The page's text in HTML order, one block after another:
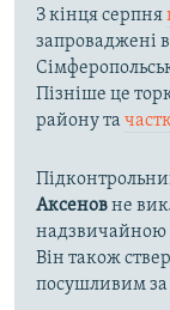
З кінця серпня
запроваджені
Пізніше це
району та
Аксеновне
надзвичайною
Він також
посушливим за